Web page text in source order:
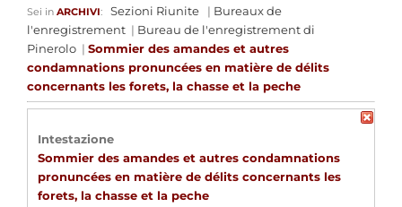
Sei in ARCHIVI: Sezioni Riunite | Bureaux de
l'enregistrement | Bureau de l'enregistrement di
Pinerolo | Sommier des amandes et autres
condamnations pronuncées en matière de délits
concernants les forets, la chasse et la peche
Intestazione
Sommier des amandes et autres condamnations
pronuncées en matière de délits concernants les
forets, la chasse et la peche